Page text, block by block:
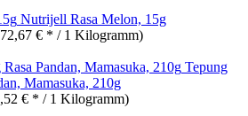
Nutrijell Rasa Melon, 15g
€ * / 1 Kilogramm)
Tepung
Mamasuka, 210g
€ * / 1 Kilogramm)